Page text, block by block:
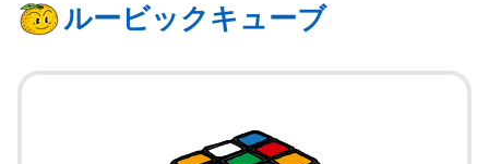
ルービックキューブ